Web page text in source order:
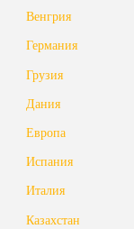
Венгрия
Германия
Грузия
Дания
Европа
Испания
Италия
Казахстан